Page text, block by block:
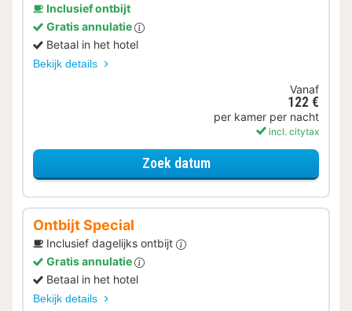
Inclusief ontbijt
Gratis annulatie
Betaal in het hotel
Bekijk details
Vanaf
122 €
per kamer per nacht
incl. citytax
Zoek datumvoor Eerder Inchecken
Ontbijt Special
Inclusief dagelijks ontbijt
Gratis annulatie
Betaal in het hotel
Bekijk details